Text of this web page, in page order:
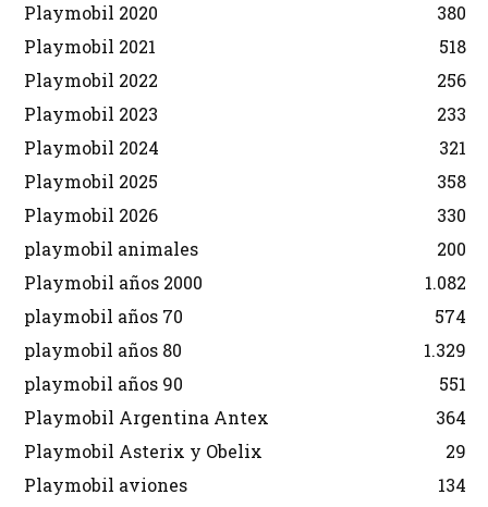
Playmobil 2020
380
Playmobil 2021
518
Playmobil 2022
256
Playmobil 2023
233
Playmobil 2024
321
Playmobil 2025
358
Playmobil 2026
330
playmobil animales
200
Playmobil años 2000
1.082
playmobil años 70
574
playmobil años 80
1.329
playmobil años 90
551
Playmobil Argentina Antex
364
Playmobil Asterix y Obelix
29
Playmobil aviones
134